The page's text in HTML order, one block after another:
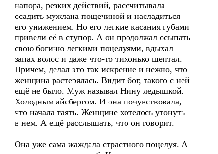
напора, резких действий, рассчитывала
осадить мужлана пощечиной и насладиться
его унижением. Но его легкие касания губами
привели её в ступор. А он продолжал осыпать
свою богиню легкими поцелуями, вдыхал
запах волос и даже что-то тихонько шептал.
Причем, делал это так искренне и нежно, что
женщина растерялась. Видит бог, такого с ней
ещё не было. Муж называл Нину ледышкой.
Холодным айсбергом. И она почувствовала,
что начала таять. Женщине хотелось утонуть
в нем. А ещё расслышать, что он говорит.
Она уже сама жаждала страстного поцелуя. А